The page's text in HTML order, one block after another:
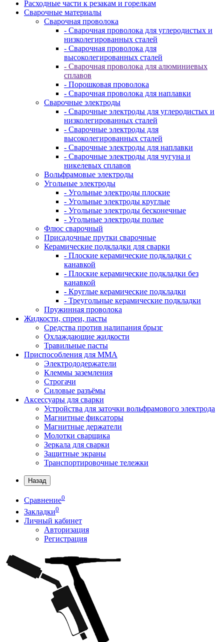
Расходные части к резакам и горелкам
Сварочные материалы
Сварочная проволока
- Сварочная проволока для углеродистых и
низколегированных сталей
- Сварочная проволока для
высоколегированных сталей
- Сварочная проволока для алюминиевых
сплавов
- Порошковая проволока
- Сварочная проволока для наплавки
Сварочные электроды
- Сварочные электроды для углеродистых и
низколегированных сталей
- Сварочные электроды для
высоколегированных сталей
- Сварочные электроды для наплавки
- Сварочные электроды для чугуна и
никелевых сплавов
Вольфрамовые электроды
Угольные электроды
- Угольные электроды плоские
- Угольные электроды круглые
- Угольные электроды бесконечные
- Угольные электроды полые
Флюс сварочный
Присадочные прутки сварочные
Керамические подкладки для сварки
- Плоские керамические подкладки с
канавкой
- Плоские керамические подкладки без
канавкой
- Круглые керамические подкладки
- Треугольные керамические подкладки
Пружинная проволока
Жидкости, спреи, пасты
Средства против налипания брызг
Охлаждающие жидкости
Травильные пасты
Приспособления для ММА
Электрододержатели
Клеммы заземления
Строгачи
Силовые разъёмы
Аксессуары для сварки
Устройства для заточки вольфрамового электрода
Магнитные фиксаторы
Магнитные держатели
Молотки сварщика
Зеркала для сварки
Защитные экраны
Транспортировочные тележки
Назад
Сравнение0
Закладки0
Личный кабинет
Авторизация
Регистрация